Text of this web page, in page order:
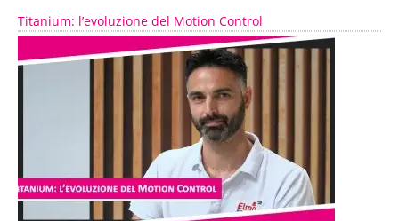
Titanium: l’evoluzione del Motion Control